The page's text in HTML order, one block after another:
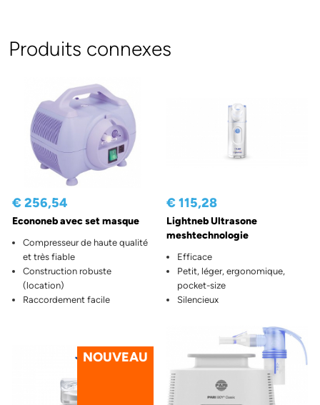
Produits connexes
€ 256,54
Econoneb avec set masque
Compresseur de haute qualité
et très fiable
Construction robuste
(location)
Raccordement facile
€ 115,28
Lightneb Ultrasone
meshtechnologie
Efficace
Petit, léger, ergonomique,
pocket-size
Silencieux
NOUVEAU